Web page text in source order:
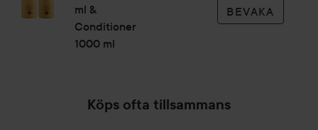
ml &
Conditioner
1000 ml
BEVAKA
Köps ofta tillsammans